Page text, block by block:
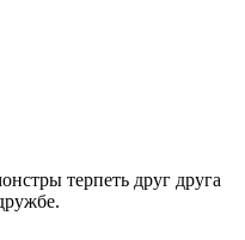
терпеть друг друга